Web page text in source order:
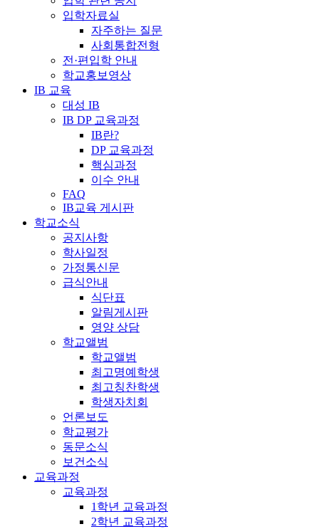
입학자료실
자주하는 질문
사회통합전형
전·편입학 안내
학교홍보영상
IB 교육
대성 IB
IB DP 교육과정
IB란?
DP 교육과정
핵심과정
이수 안내
FAQ
IB교육 게시판
학교소식
공지사항
학사일정
가정통신문
급식안내
식단표
알림게시판
영양 상담
학교앨범
학교앨범
최고명예학생
최고칭찬학생
학생자치회
언론보도
학교평가
동문소식
보건소식
교육과정
교육과정
1학년 교육과정
2학년 교육과정